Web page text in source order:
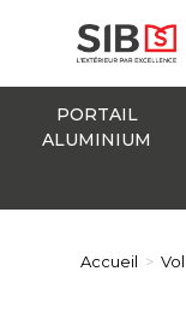
PORTAIL
ALUMINIUM
Accueil >